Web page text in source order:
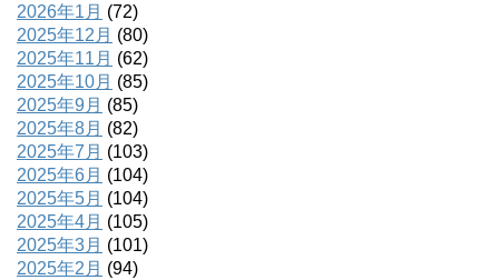
2026年1月 (72)
2025年12月 (80)
2025年11月 (62)
2025年10月 (85)
2025年9月 (85)
2025年8月 (82)
2025年7月 (103)
2025年6月 (104)
2025年5月 (104)
2025年4月 (105)
2025年3月 (101)
2025年2月 (94)